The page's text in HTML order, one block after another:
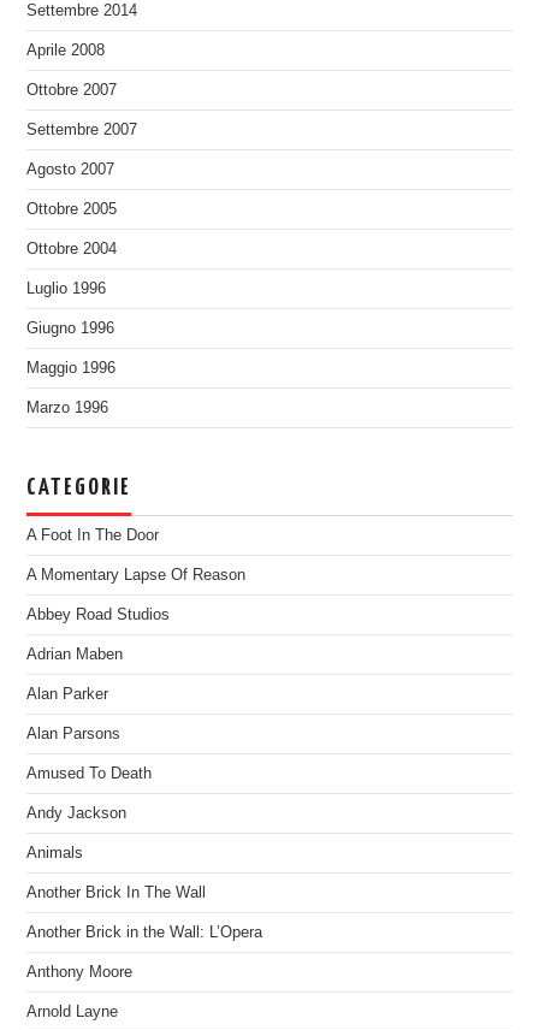
Settembre 2014
Aprile 2008
Ottobre 2007
Settembre 2007
Agosto 2007
Ottobre 2005
Ottobre 2004
Luglio 1996
Giugno 1996
Maggio 1996
Marzo 1996
CATEGORIE
A Foot In The Door
A Momentary Lapse Of Reason
Abbey Road Studios
Adrian Maben
Alan Parker
Alan Parsons
Amused To Death
Andy Jackson
Animals
Another Brick In The Wall
Another Brick in the Wall: L’Opera
Anthony Moore
Arnold Layne